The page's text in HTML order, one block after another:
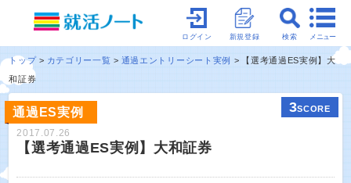
メニュー
検索
新規登録
ログイン
トップ カテゴリー一覧 通過エントリーシート実例
【選考通過ES実例】大
和証券
通過ES実例 3SCORE
2017.07.26
【選考通過ES実例】大和証券